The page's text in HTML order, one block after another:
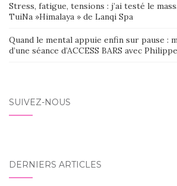
Stress, fatigue, tensions : j’ai testé le
TuiNa »Himalaya » de Lanqi Spa
Quand le mental appuie enfin sur pause :
d’une séance d’ACCESS BARS avec Philippe
SUIVEZ-NOUS
DERNIERS ARTICLES